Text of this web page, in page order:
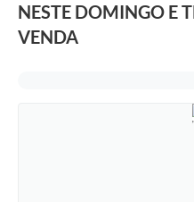
A Prefeitura
Ouvidoria
NESTE DOMINGO E
VENDA